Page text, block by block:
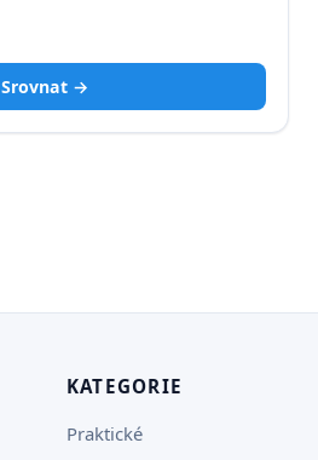
Srovnat →
KATEGORIE
Praktické